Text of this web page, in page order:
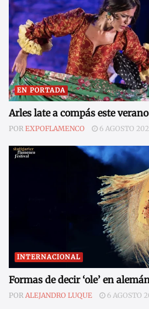
EN PORTADA
Arles late a compás este verano
POR EXPOFLAMENCO 6 AGOSTO
INTERNACIONAL
Formas de decir ‘ole’ en
POR ALEJANDRO LUQUE 6 AGOSTO